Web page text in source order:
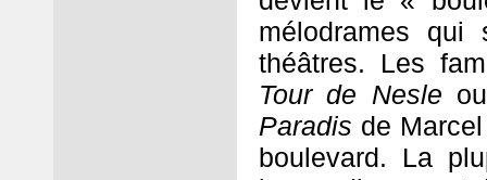
mélodrames qui
théâtres. Les
Tour de Nesle
Paradis de
boulevard. La